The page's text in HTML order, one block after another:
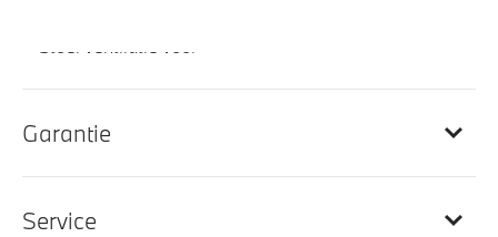
M Hemelbekleding in Anthrazit uitgevoerd
Garantie
Service